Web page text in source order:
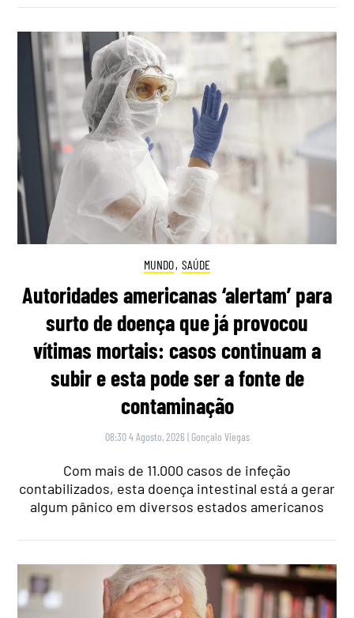
MUNDO, SAÚDE
Autoridades americanas ‘alertam’ para
surto de doença que já provocou
vítimas mortais: casos continuam a
subir e esta pode ser a fonte de
contaminação
08:30 4 Agosto, 2026 | Gonçalo Viegas
Com mais de 11.000 casos de infeção
contabilizados, esta doença intestinal está a gerar
algum pânico em diversos estados americanos